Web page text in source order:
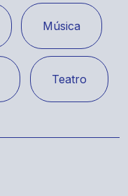
Música
Teatro